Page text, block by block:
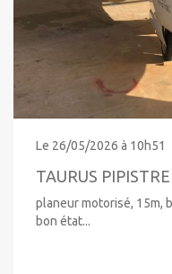
Le 26/05/2026 à 10h51
TAURUS
planeur motorisé, 15m,
bon état...